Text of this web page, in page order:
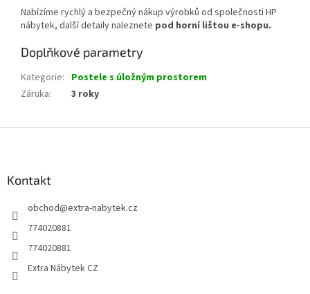
Nabízíme rychlý a bezpečný nákup výrobků od společnosti HP
nábytek, další detaily naleznete pod horní lištou e-shopu.
Doplňkové parametry
Kategorie: Postele s úložným prostorem
Záruka: 3 roky
Kontakt
obchod@extra-nabytek.cz
774020881
774020881
Extra Nábytek CZ